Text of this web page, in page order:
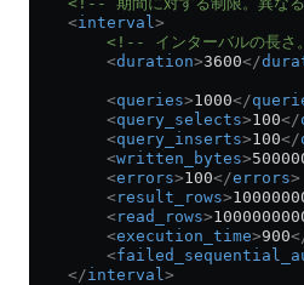
    <
interval >
<!-- インターバルの長さ
        <
duration>3600</
        <
queries>1000</
        <
query_selects>100</
        <
query_inserts>100</
        <
written_bytes>
        <
errors>100</errors>
        <
result_rows>
        <
read_rows>
        <
execution_time>900
        <
    </
interval >